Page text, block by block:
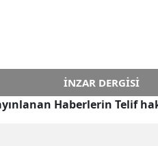
İNZAR DERGISI
Haberlerin Telif